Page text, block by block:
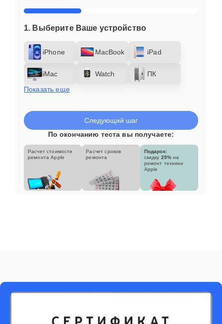
1. Выберите Ваше устройство
iPhone MacBook iPad
iMac Watch
ПК
Показать еще
Следующий шаг
По окончанию теста вы получаете:
Расчет стоимости
ремонта Apple
Расчет сроков
ремонта
Подарок:
скидку 25% на
ремонт техники
Apple